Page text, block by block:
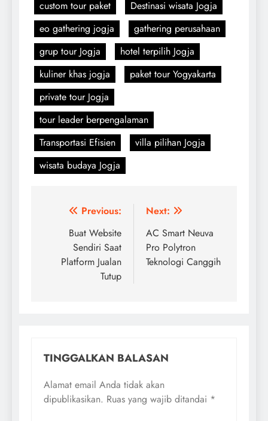
custom tour paket
Destinasi wisata Jogja
eo gathering jogja
gathering perusahaan
grup tour Jogja
hotel terpilih Jogja
kuliner khas jogja
paket tour Yogyakarta
private tour Jogja
tour leader berpengalaman
Transportasi Efisien
villa pilihan Jogja
wisata budaya Jogja
NavigasiPrevious:
Buat Website
Sendiri Saat
Platform Jualan
Tutup
Next:
AC Smart Neuva
Pro Polytron
Teknologi Canggih
TINGGALKAN BALASAN
Alamat email Anda tidak akan
dipublikasikan. Ruas yang wajib ditandai *